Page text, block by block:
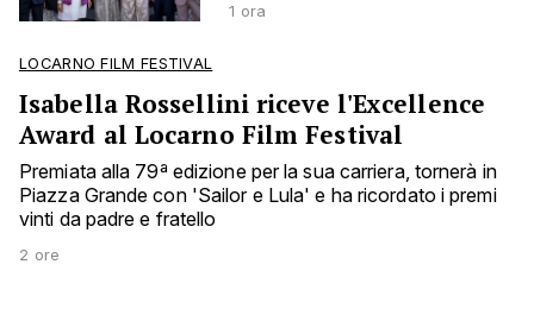
1 ora
LOCARNO FILM FESTIVAL
Isabella Rossellini riceve l'Excellence
Award al Locarno Film Festival
Premiata alla 79ª edizione per la sua carriera, tornerà in
Piazza Grande con 'Sailor e Lula' e ha ricordato i premi
vinti da padre e fratello
2 ore